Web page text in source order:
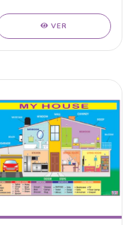
VER